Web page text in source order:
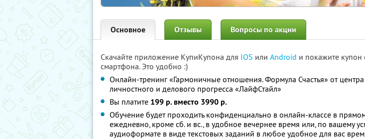
Основное Отзывы Вопросы по акции
Скачайте приложение КупиКупона для IOS или Android и покажите купон
смартфона. Это удобно :)
Онлайн-тренинг «Гармоничные отношения. Формула Счастья» от центра
личностного и делового прогресса «ЛайфСтайл»
Вы платите 199 р. вместо 3990 р.
Обучение будет проходить конфиденциально в онлайн-классе в
ежедневно, кроме сб. и вс., в удобное вечернее время или, по вашему
аудиоформате в виде текстовых заданий в любое удобное для вас